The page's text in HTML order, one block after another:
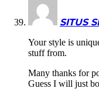
SITUS
Your style is
stuff from.
Many thanks for
Guess I will just